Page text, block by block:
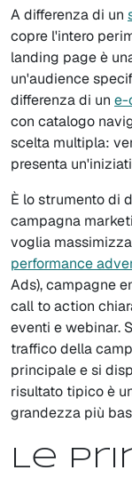
A differenza di un
copre l'intero
landing page è
un'audience
differenza di un e-
con catalogo
scelta multipla:
presenta
È lo strumento di
campagna
voglia
performance
Ads), campagne
call to action
eventi e webinar.
traffico della
principale e si
risultato tipico è
grandezza più
Le